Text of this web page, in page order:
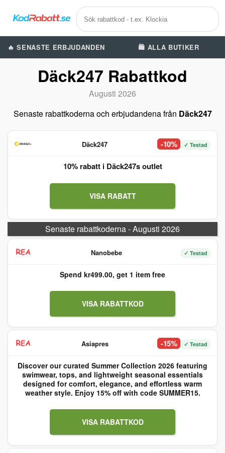
🔥 SENASTE ERBJUDANDEN 🛍️ ALLA BUTIKER
Däck247 Rabattkod
Augusti 2026
Senaste rabattkoderna och erbjudandena från Däck247
Däck247 -10% ✓ Testad
10% rabatt i Däck247s outlet
VISA RABATT
Senaste rabattkoderna - Augusti 2026
Nanobebe ✓ Testad
Spend kr499.00, get 1 item free
VISA RABATTKOD
Asiapres -15% ✓ Testad
Discover our curated Summer Collection 2026 featuring
swimwear, tops, and lightweight seasonal essentials
designed for comfort, elegance, and effortless warm
weather style. Enjoy 15% off with code SUMMER15.
VISA RABATTKOD